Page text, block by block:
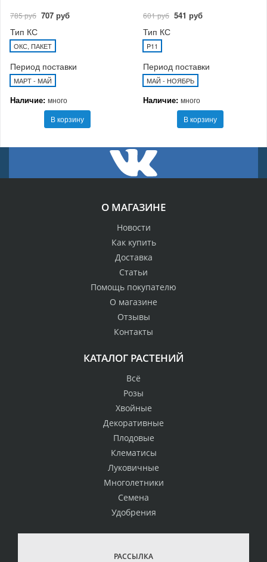
785 руб 707 руб
Тип КС
ОКС, ПАКЕТ
Период поставки
МАРТ - МАЙ
Наличие: много
В корзину
601 руб 541 руб
Тип КС
P11
Период поставки
МАЙ - НОЯБРЬ
Наличие: много
В корзину
О МАГАЗИНЕ
Новости
Как купить
Доставка
Статьи
Помощь покупателю
О магазине
Отзывы
Контакты
КАТАЛОГ РАСТЕНИЙ
Всё
Розы
Хвойные
Декоративные
Плодовые
Клематисы
Луковичные
Многолетники
Семена
Удобрения
РАССЫЛКА